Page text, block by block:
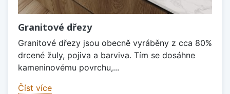
Granitové dřezy
Granitové dřezy jsou obecně vyráběny z cca 80%
drcené žuly, pojiva a barviva. Tím se dosáhne
kameninovému povrchu,...
Číst více